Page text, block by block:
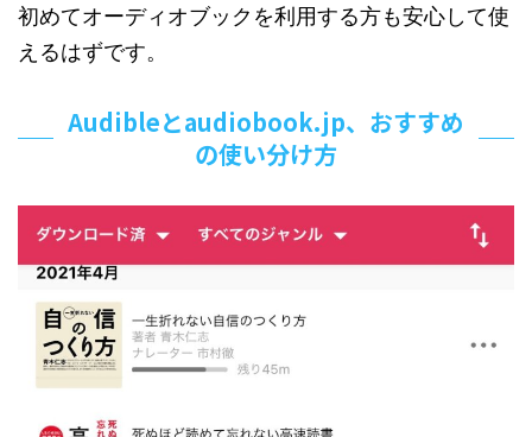
初めてオーディオブックを利用する方も安心して使
えるはずです。
Audibleとaudiobook.jp、おすすめ
の使い分け方